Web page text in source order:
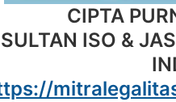
CIPTA
ISO &